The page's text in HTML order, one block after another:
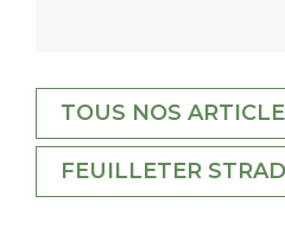
TOUS NOS
FEUILLETER